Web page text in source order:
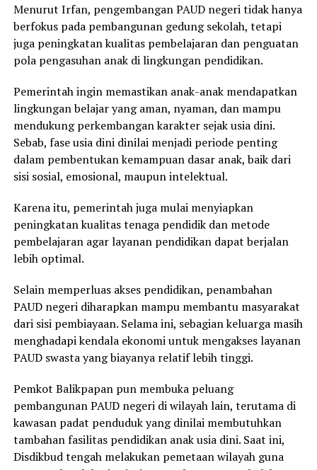
Menurut Irfan, pengembangan PAUD negeri tidak hanya
berfokus pada pembangunan gedung sekolah, tetapi
juga peningkatan kualitas pembelajaran dan penguatan
pola pengasuhan anak di lingkungan pendidikan.
Pemerintah ingin memastikan anak-anak mendapatkan
lingkungan belajar yang aman, nyaman, dan mampu
mendukung perkembangan karakter sejak usia dini.
Sebab, fase usia dini dinilai menjadi periode penting
dalam pembentukan kemampuan dasar anak, baik dari
sisi sosial, emosional, maupun intelektual.
Karena itu, pemerintah juga mulai menyiapkan
peningkatan kualitas tenaga pendidik dan metode
pembelajaran agar layanan pendidikan dapat berjalan
lebih optimal.
Selain memperluas akses pendidikan, penambahan
PAUD negeri diharapkan mampu membantu masyarakat
dari sisi pembiayaan. Selama ini, sebagian keluarga masih
menghadapi kendala ekonomi untuk mengakses layanan
PAUD swasta yang biayanya relatif lebih tinggi.
Pemkot Balikpapan pun membuka peluang
pembangunan PAUD negeri di wilayah lain, terutama di
kawasan padat penduduk yang dinilai membutuhkan
tambahan fasilitas pendidikan anak usia dini. Saat ini,
Disdikbud tengah melakukan pemetaan wilayah guna